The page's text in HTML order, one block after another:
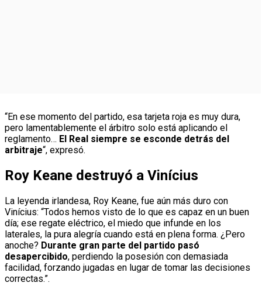
“En ese momento del partido, esa tarjeta roja es muy dura,
pero lamentablemente el árbitro solo está aplicando el
reglamento… El Real siempre se esconde detrás del
arbitraje“, expresó.
Roy Keane destruyó a Vinícius
La leyenda irlandesa, Roy Keane, fue aún más duro con
Vinícius: “Todos hemos visto de lo que es capaz en un buen
día; ese regate eléctrico, el miedo que infunde en los
laterales, la pura alegría cuando está en plena forma. ¿Pero
anoche? Durante gran parte del partido pasó
desapercibido, perdiendo la posesión con demasiada
facilidad, forzando jugadas en lugar de tomar las decisiones
correctas.”.